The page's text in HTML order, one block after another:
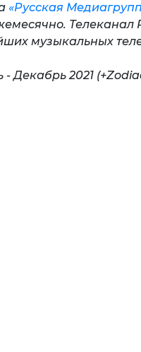
«Русская
Телеканал
музыкальных
Декабрь 2021 (+